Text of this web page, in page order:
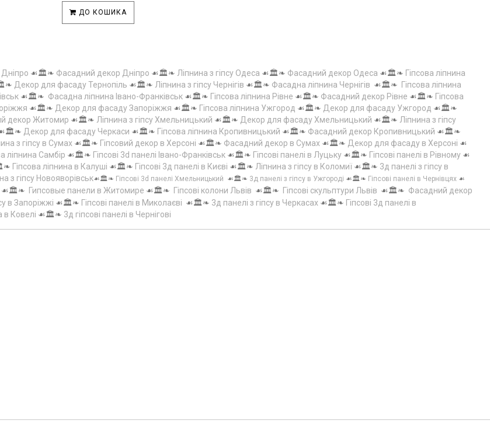
ДО КОШИКА
Дніпро ☙🏛️❧ Фасадний декор Дніпро ☙🏛️❧ Ліпнина з гіпсу Одеса ☙🏛️❧ Фасадний декор Одеса ☙🏛️❧ Гіпсова ліпнина
Декор для фасаду Тернопіль ☙🏛️❧ Ліпнина з гіпсу Чернігів ☙🏛️❧ Фасадна ліпнина Чернігів ☙🏛️❧ Гіпсова ліпнина
☙🏛️❧ Фасадна ліпнина Івано-Франківськ ☙🏛️❧ Гіпсова ліпнина Рівне ☙🏛️❧ Фасадний декор Рівне ☙🏛️❧ Гіпсова
☙🏛️❧ Декор для фасаду Запоріжжя ☙🏛️❧ Гіпсова ліпнина Ужгород ☙🏛️❧ Декор для фасаду Ужгород ☙🏛️❧
декор Житомир ☙🏛️❧ Ліпнина з гіпсу Хмельницький ☙🏛️❧ Декор для фасаду Хмельницький ☙🏛️❧ Ліпнина з гіпсу
Декор для фасаду Черкаси ☙🏛️❧ Гіпсова ліпнина Кропивницький ☙🏛️❧ Фасадний декор Кропивницький ☙🏛️❧
з гіпсу в Сумах ☙🏛️❧ Гіпсовий декор в Херсоні ☙🏛️❧ Фасадний декор в Сумах ☙🏛️❧ Декор для фасаду в Херсоні ☙
ліпнина Самбір ☙🏛️❧ Гіпсові 3d панелі Івано-Франківськ ☙🏛️❧ Гіпсові панелі в Луцьку ☙🏛️❧ Гіпсові панелі в Рівному ☙
Гіпсова ліпнина в Калуші ☙🏛️❧ Гіпсові 3д панелі в Києві ☙🏛️❧ Ліпнина з гіпсу в Коломиї ☙🏛️❧ 3д панелі з гіпсу в
з гіпсу Новояворівськ☙🏛️❧ Гіпсові 3d панелі Хмельницький ☙🏛️❧ 3д панелі з гіпсу в Ужгороді ☙🏛️❧ Гіпсові панелі в Чернівцях ☙
☙🏛️❧ Гипсовые панели в Житомире ☙🏛️❧ Гіпсові колони Львів ☙🏛️❧ Гіпсові скульптури Львів ☙🏛️❧ Фасадний декор
в Запоріжжі ☙🏛️❧ Гіпсові панелі в Миколаєві ☙🏛️❧ 3д панелі з гіпсу в Черкасах ☙🏛️❧ Гіпсові 3д панелі в
в Ковелі ☙🏛️❧ 3д гіпсові панелі в Чернігові